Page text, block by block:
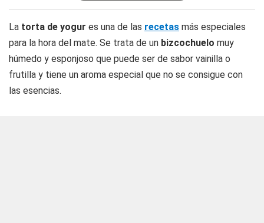
La torta de yogur es una de las recetas más especiales
para la hora del mate. Se trata de un bizcochuelo muy
húmedo y esponjoso que puede ser de sabor vainilla o
frutilla y tiene un aroma especial que no se consigue con
las esencias.